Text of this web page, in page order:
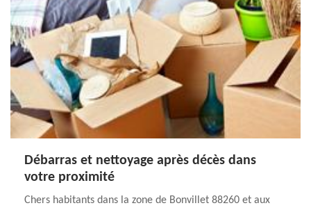
Débarras et nettoyage après décès dans
votre proximité
Chers habitants dans la zone de Bonvillet 88260 et aux